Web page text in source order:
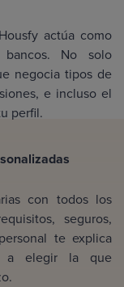
actúa como
No solo
negocia tipos de
e incluso el
perfil.
con todos los
seguros,
te explica
a elegir la que